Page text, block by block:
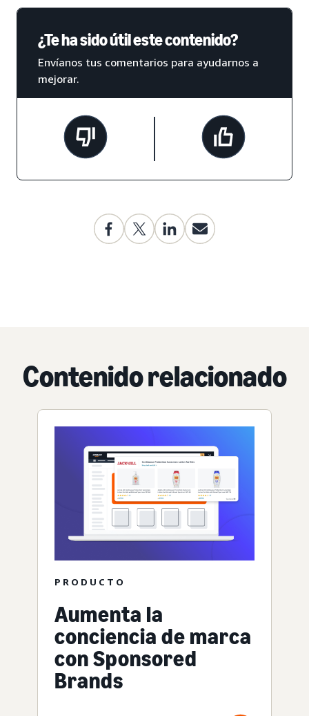
¿Te ha sido útil este contenido?
Envíanos tus comentarios para ayudarnos a
mejorar.
Contenido relacionado
PRODUCTO
Aumenta la
conciencia de marca
con Sponsored
Brands